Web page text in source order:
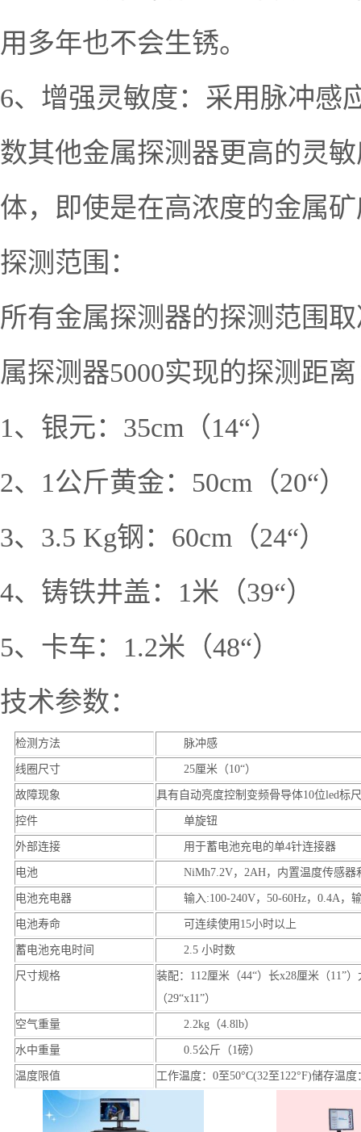
用多年也不会生锈。
6、增强灵敏度：采用脉冲感
数其他金属探测器更高的灵
体，即使是在高浓度的金属
探测范围：
所有金属探测器的探测范围
属探测器5000实现的探测距
1、银元：35cm（14“）
2、1公斤黄金：50cm（20“）
3、3.5 Kg钢：60cm（24“）
4、铸铁井盖：1米（39“）
5、卡车：1.2米（48“）
技术参数：
检测方法 脉冲感
线圈尺寸 25厘米（10“）
故障现象 具有自动亮度控制变频骨导体10位led标尺
控件 单旋钮
外部连接 用于蓄电池充电的单4针连接器
电池 NiMh7.2V， 2AH，内置温度传感器
电池充电器 输入 :100-240V， 50-60Hz， 0.4A ，
电池寿命 可连续使用 15小时以上
蓄电池充电时间 2.5 小时数
尺寸规格 装配： 112厘米（44“）长x28厘米（11 ”）
（29“x11 ”）
空气重量 2.2kg（4.8lb）
水中重量 0.5公斤（1 磅）
温度限值 工作温度： 0至50°C(32至122°F)储存温度